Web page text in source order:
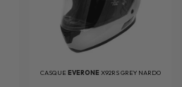
CASQUE EVERONE X92RS GREY NARDO